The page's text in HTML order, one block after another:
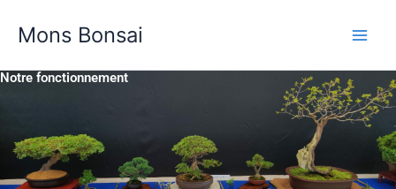
Mons Bonsai
Notre fonctionnement